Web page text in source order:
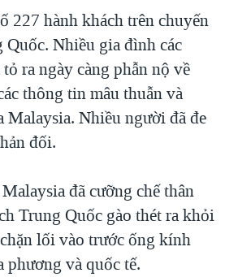
227 hành khách trên chuyến
Nhiều gia đình các
ra ngày càng phẫn nộ về
thông tin mâu thuẫn và
Malaysia. Nhiều người đã đe
đối.
đã cưỡng chế thân
Trung Quốc gào thét ra khỏi
lối vào trước ống kính
phương và quốc tế.